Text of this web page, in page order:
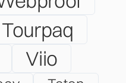
Tourpaq
Viio